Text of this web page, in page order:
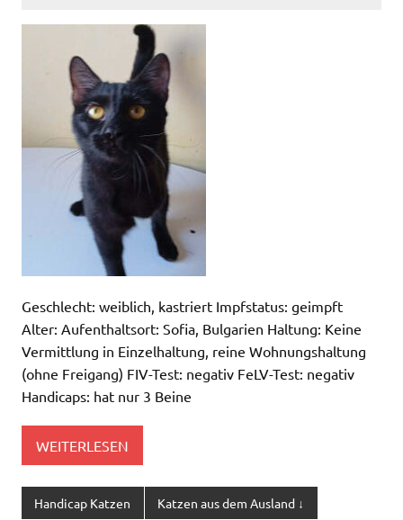
Geschlecht: weiblich, kastriert Impfstatus: geimpft
Alter: Aufenthaltsort: Sofia, Bulgarien Haltung: Keine
Vermittlung in Einzelhaltung, reine Wohnungshaltung
(ohne Freigang) FIV-Test: negativ FeLV-Test: negativ
Handicaps: hat nur 3 Beine
WEITERLESEN
Handicap Katzen Katzen aus dem Ausland ↓